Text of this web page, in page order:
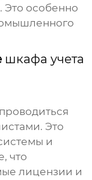
Это особенно
шкафа учета
Это
и
что
лицензии и